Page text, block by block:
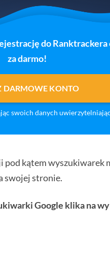
do Ranktrackera
za darmo!
DARMOWE KONTO
swoich danych
pod kątem wyszukiwarek
swojej stronie.
Google klika na